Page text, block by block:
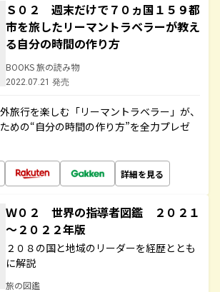
Ｓ０２ 週末だけで７０ヵ国１５９都
市を旅したリーマントラベラーが教え
る自分の時間の作り方
BOOKS 旅の読み物
2022.07.21 発売
旅行を楽しむ「リーマントラベラー」が、
めの“自分の時間の作り方”を全力プレゼ
詳細を見る
Ｗ０２ 世界の指導者図鑑 ２０２１
～２０２２年版
２０８の国と地域のリーダーを経歴ととも
に解説
旅の図鑑